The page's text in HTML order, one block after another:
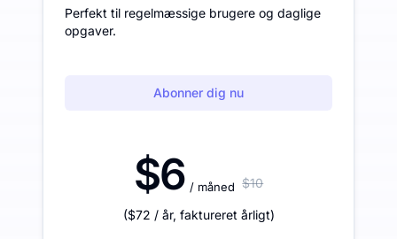
Perfekt til regelmæssige brugere og daglige
opgaver.
Abonner dig nu
$6 / måned $10
($72 / år, faktureret årligt)